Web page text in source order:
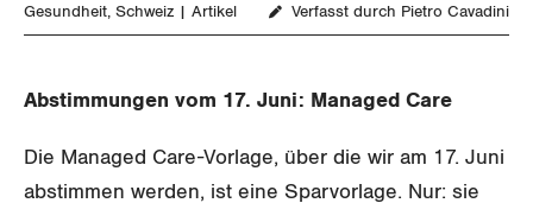
Flankierende Massnahmen und
Arbeitsrechte
Gewerkschaftsrechte
Finanzen und Steuerpolitik
Verteilung
SOZIALPOLITIK
Arbeitslosenversicherung
Gesundheit Schweiz Artikel Verfasst durch Pietro Cavadini
Abstimmungen vom 17. Juni: Managed Care
Die Managed Care-Vorlage, über die wir am 17. Juni
abstimmen werden, ist eine Sparvorlage. Nur: sie